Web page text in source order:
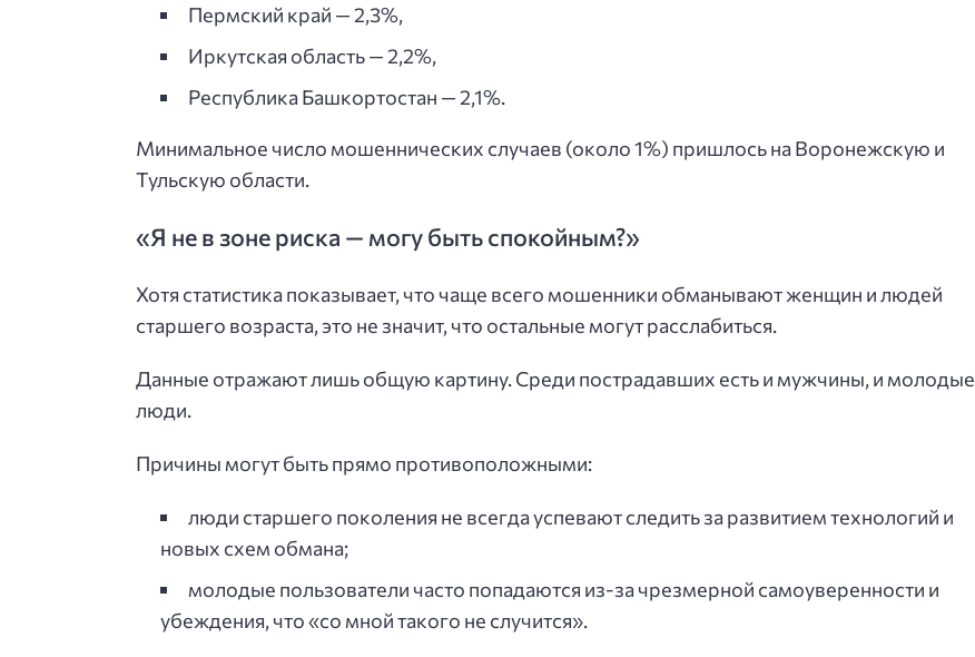
Пермский край — 2,3%,
Иркутская область — 2,2%,
Республика Башкортостан — 2,1%.
Минимальное число мошеннических случаев (около 1%) пришлось на Воронежскую и
Тульскую области.
«Я не в зоне риска — могу быть спокойным?»
Хотя статистика показывает, что чаще всего мошенники обманывают женщин и людей
старшего возраста, это не значит, что остальные могут расслабиться.
Данные отражают лишь общую картину. Среди пострадавших есть и мужчины, и молодые
люди.
Причины могут быть прямо противоположными:
люди старшего поколения не всегда успевают следить за развитием технологий и
новых схем обмана;
молодые пользователи часто попадаются из-за чрезмерной самоуверенности и
убеждения, что «со мной такого не случится».